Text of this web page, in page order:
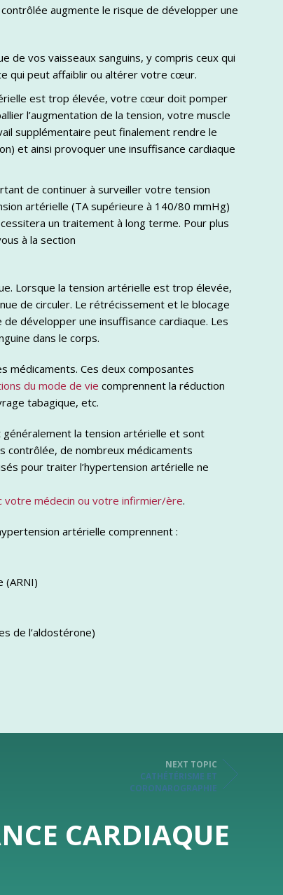
augmente le risque de développer une
de vos vaisseaux sanguins, y compris ceux qui
qui peut affaiblir ou altérer votre cœur.
est trop élevée, votre cœur doit pomper
l’augmentation de la tension, votre muscle
supplémentaire peut finalement rendre le
et ainsi provoquer une insuffisance cardiaque
de continuer à surveiller votre tension
artérielle (TA supérieure à 140/80 mmHg)
un traitement à long terme. Pour plus
à la section
Lorsque la tension artérielle est trop élevée,
de circuler. Le rétrécissement et le blocage
développer une insuffisance cardiaque. Les
dans le corps.
médicaments. Ces deux composantes
du mode de vie comprennent la réduction
tabagique, etc.
généralement la tension artérielle et sont
contrôlée, de nombreux médicaments
pour traiter l’hypertension artérielle ne
votre médecin ou votre infirmier/ère.
artérielle comprennent :
(ARNI)
de l’aldostérone)
NEXT TOPIC
CATHÉTÉRISME ET
CORONAROGRAPHIE
CARDIAQUE